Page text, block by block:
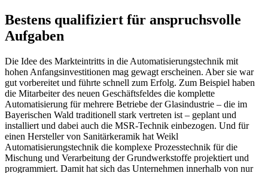
Bestens qualifiziert für anspruchsvolle
Aufgaben
Die Idee des Markteintritts in die Automatisierungstechnik mit
hohen Anfangsinvestitionen mag gewagt erscheinen. Aber sie war
gut vorbereitet und führte schnell zum Erfolg. Zum Beispiel haben
die Mitarbeiter des neuen Geschäftsfeldes die komplette
Automatisierung für mehrere Betriebe der Glasindustrie – die im
Bayerischen Wald traditionell stark vertreten ist – geplant und
installiert und dabei auch die MSR-Technik einbezogen. Und für
einen Hersteller von Sanitärkeramik hat Weikl
Automatisierungstechnik die komplexe Prozesstechnik für die
Mischung und Verarbeitung der Grundwerkstoffe projektiert und
programmiert. Damit hat sich das Unternehmen innerhalb von nur